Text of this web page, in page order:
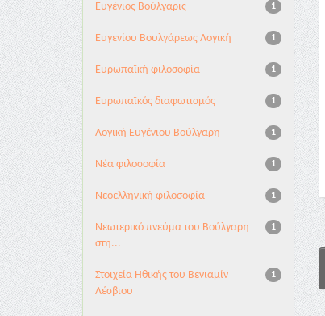
1
Ευγένιος Βούλγαρις
1
Ευγενίου Βουλγάρεως Λογική
1
Ευρωπαϊκή φιλοσοφία
1
Ευρωπαϊκός διαφωτισμός
1
Λογική Ευγένιου Βούλγαρη
1
Νέα φιλοσοφία
1
Νεοελληνική φιλοσοφία
1
Νεωτερικό πνεύμα του Βούλγαρη
στη...
1
Στοιχεία Ηθικής του Βενιαμίν
Λέσβιου